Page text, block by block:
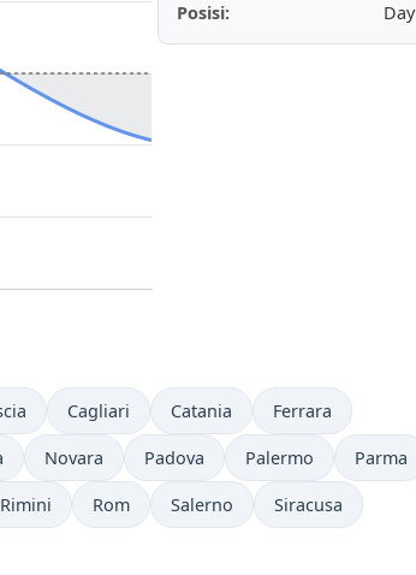
Posisi:
Day
Cagliari Catania Ferrara
Novara Padova Palermo Parma
Rimini Rom Salerno Siracusa